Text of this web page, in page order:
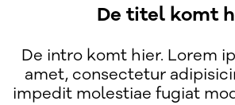
De titel komt
De intro komt hier. Lorem
amet, consectetur
impedit molestiae fugiat